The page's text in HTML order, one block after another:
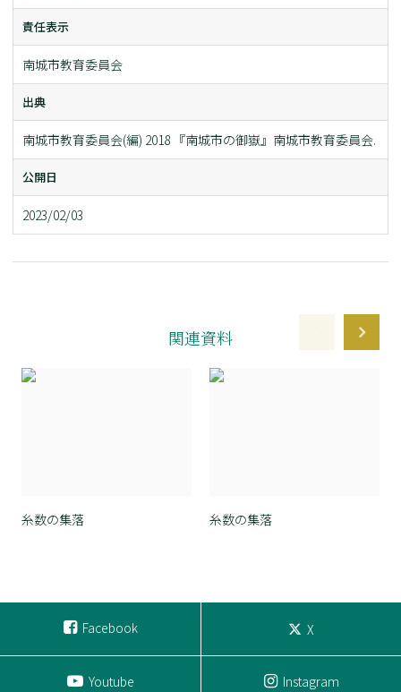
責任表示
南城市教育委員会
出典
南城市教育委員会(編) 2018 『南城市の御嶽』南城市教育委員会.
公開日
2023/02/03
関連資料
糸数の集落 糸数の集落
Facebook X
Youtube Instagram